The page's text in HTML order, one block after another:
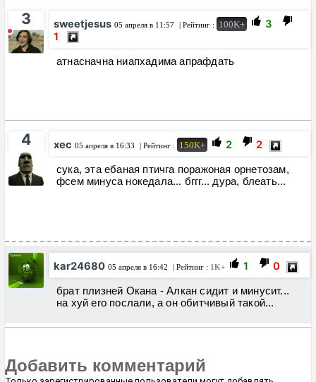
3 sweetjesus 05 апреля в 11:57 | Рейтинг : 100K+
3
1
атнасначна ниапхадима апрафдать
4 хес 05 апреля в 16:33 | Рейтинг : 150K+ 2 2
сука, эта ебаная птичга поражоная орнетозам,
фсем минуса нокедала... бггг... дура, блеать...
kar24680 05 апреля в 16:42 | Рейтинг : 1K+ 1 0
брат плизней Окана - Алкан сидит и минусит...
на хуй его послали, а он обитчивый такой...
Добавить комментарий